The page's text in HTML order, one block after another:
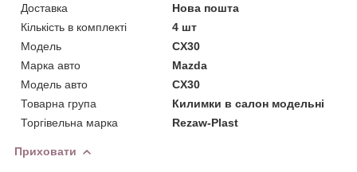
Доставка
Нова пошта
Кількість в комплекті
4 шт
Мoдель
CX30
Марка авто
Mazda
Модель авто
CX30
Товарна група
Килимки в салон модельні
Торгівельна марка
Rezaw-Plast
Приховати